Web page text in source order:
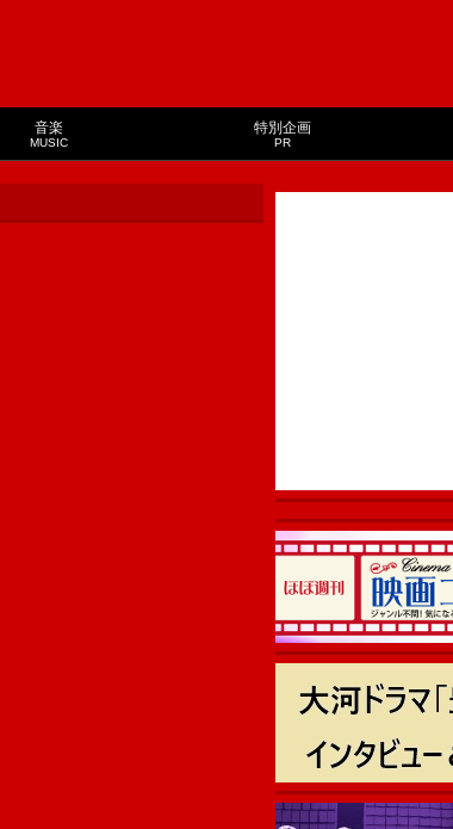
音楽
MUSIC
特別企画
PR